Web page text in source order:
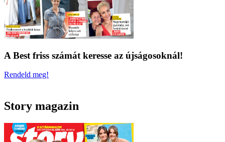
A Best friss számát keresse az újságosoknál!
Rendeld meg!
Story magazin